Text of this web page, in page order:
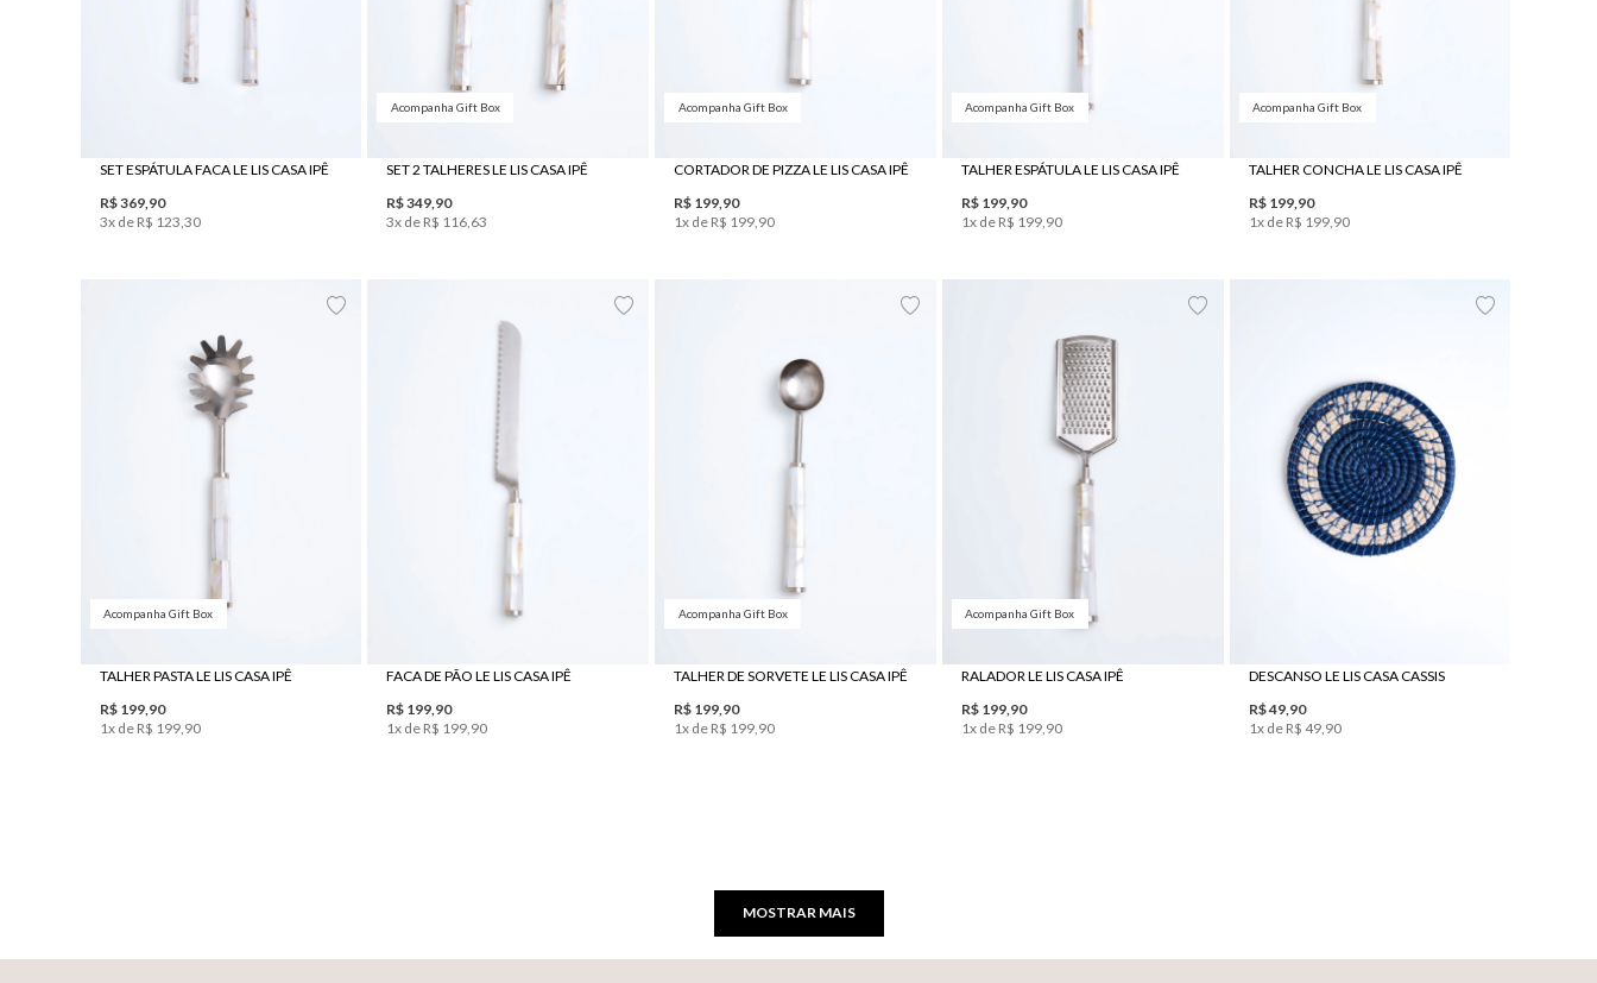
SET ESPÁTULA FACA LE LIS CASA IPÊ
R$369, 90
3x de R$ 123 30
SET 2 TALHERES LE LIS CASA IPÊ
R$349 90
Acompanha Gift Box
3x de R$ 116 63
CORTADOR DE PIZZA LE LIS CASA IPÊ
R$ 199 90
Acompanha Gift Box
1x de R$ 199 90
TALHER ESPÁTULA LE LIS CASA IPÊ
R$ 199, 90
Acompanha Gift Box
1x de R$ 199, 90
TALHER CONCHA LE LIS CASA IPÊ
R$ 199, 90
Acompanha Gift Box
1x de R$ 199, 90
TALHER PASTA LE LIS CASA IPÊ
R$ 199, 90
Acompanha Gift Box
1x de R$ 199, 90
FACA DE PÃO LE LIS CASA IPÊ
R$ 199 90
1x de R$ 199 90
TALHER DE SORVETE LE LIS CASA IPÊ
R$ 199 90
Acompanha Gift Box
1x de R$ 199 90
RALADOR LE LIS CASA IPÊ
R$ 199, 90
Acompanha Gift Box
1x de R$ 199, 90
DESCANSO LE LIS CASA CASSIS
R$49, 90
1x de R$ 49, 90
MOSTRAR MAIS